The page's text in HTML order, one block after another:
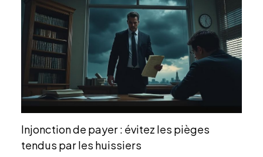
Injonction de payer : évitez les pièges
tendus par les huissiers